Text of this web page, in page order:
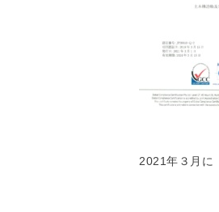
2021年３月に